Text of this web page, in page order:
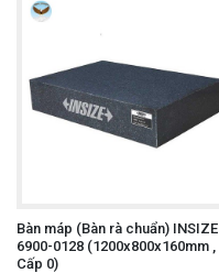
Bàn máp (Bàn rà chuẩn) INSIZE
6900-0128 (1200x800x160mm ,
Cấp 0)